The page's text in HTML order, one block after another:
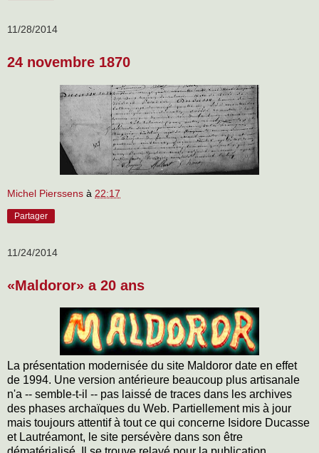
11/28/2014
24 novembre 1870
Michel Pierssens à 22:17
Partager
11/24/2014
«Maldoror» a 20 ans
La présentation modernisée du site Maldoror date en effet
de 1994. Une version antérieure beaucoup plus artisanale
n'a -- semble-t-il -- pas laissé de traces dans les archives
des phases archaïques du Web. Partiellement mis à jour
mais toujours attentif à tout ce qui concerne Isidore Ducasse
et Lautréamont, le site persévère dans son être